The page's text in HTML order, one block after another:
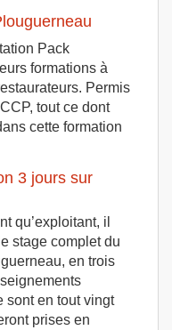
Pack
formations à
Permis
tout ce dont
cette formation
3 jours sur
qu’exploitant, il
stage complet du
en trois
sont en tout vingt
prises en